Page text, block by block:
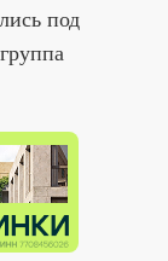
под